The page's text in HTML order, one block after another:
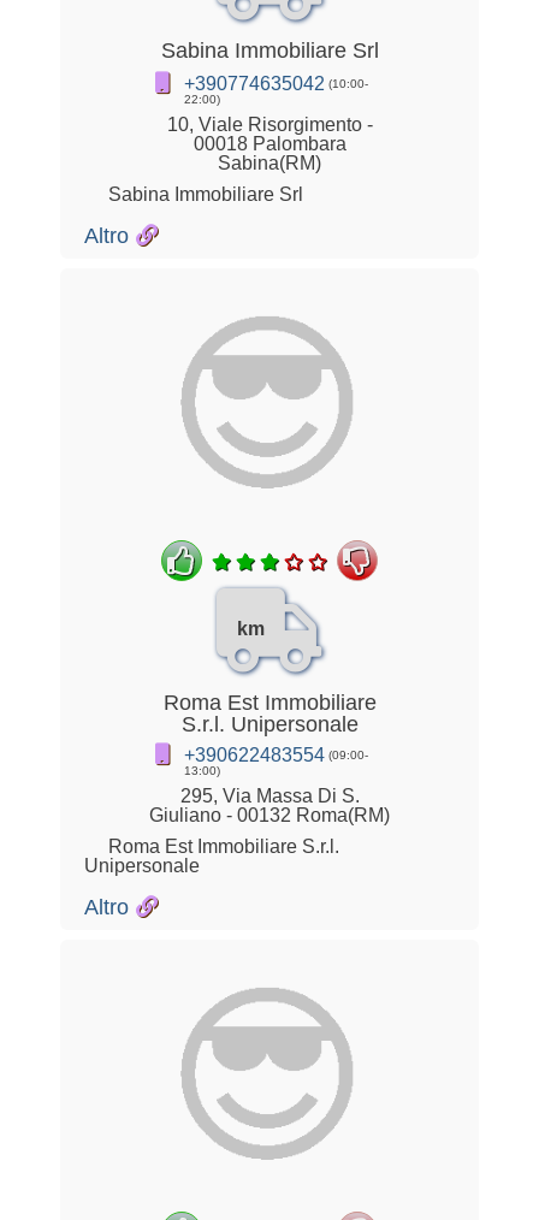
Sabina Immobiliare Srl
+390774635042 (10:00-
22:00)
10, Viale Risorgimento -
00018 Palombara
Sabina(RM)
Sabina Immobiliare Srl
Altro
km
Roma Est Immobiliare
S.r.l. Unipersonale
+390622483554 (09:00-
13:00)
295, Via Massa Di S.
Giuliano - 00132 Roma(RM)
Roma Est Immobiliare S.r.l.
Unipersonale
Altro